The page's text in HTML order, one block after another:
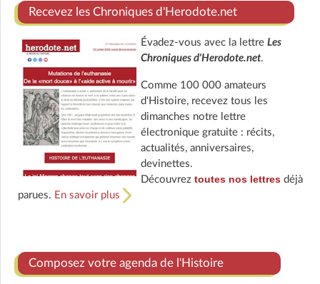
Recevez les Chroniques d'Herodote.net
Évadez-vous avec la lettre Les
Chroniques d'Herodote.net.
Comme 100 000 amateurs
d'Histoire, recevez tous les
dimanches notre lettre
électronique gratuite : récits,
actualités, anniversaires,
devinettes.
Découvrez toutes nos lettresdéjà
parues. En savoir plus
Composez votre agenda de l'Histoire